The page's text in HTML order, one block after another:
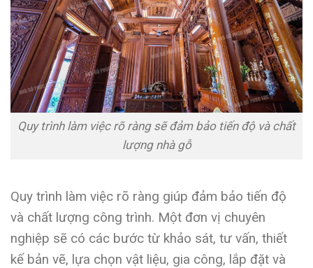
Quy trình làm việc rõ ràng sẽ đảm bảo tiến độ và chất
lượng nhà gỗ
Quy trình làm việc rõ ràng giúp đảm bảo tiến độ
và chất lượng công trình. Một đơn vị chuyên
nghiệp sẽ có các bước từ khảo sát, tư vấn, thiết
kế bản vẽ, lựa chọn vật liệu, gia công, lắp đặt và